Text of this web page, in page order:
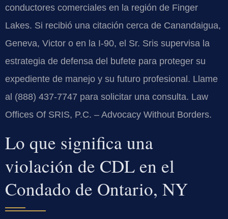
conductores comerciales en la región de Finger
Lakes. Si recibió una citación cerca de Canandaigua,
Geneva, Victor o en la I-90, el Sr. Sris supervisa la
estrategia de defensa del bufete para proteger su
expediente de manejo y su futuro profesional. Llame
al (888) 437-7747 para solicitar una consulta. Law
Offices Of SRIS, P.C. – Advocacy Without Borders.
Lo que significa una
violación de CDL en el
Condado de Ontario, NY